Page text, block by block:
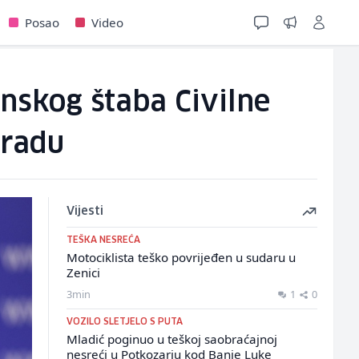
Posao Video
štaba Civilne
Vijesti
TEŠKA NESREĆA
Motociklista teško povrijeđen u sudaru u
Zenici
3min 1 0
VOZILO SLETJELO S PUTA
Mladić poginuo u teškoj saobraćajnoj
nesreći u Potkozarju kod Banje Luke